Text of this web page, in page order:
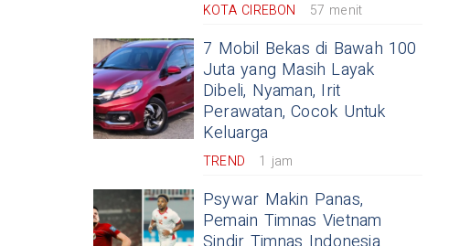
KOTA CIREBON 57 menit
7 Mobil Bekas di Bawah 100
Juta yang Masih Layak
Dibeli, Nyaman, Irit
Perawatan, Cocok Untuk
Keluarga
TREND 1 jam
Psywar Makin Panas,
Pemain Timnas Vietnam